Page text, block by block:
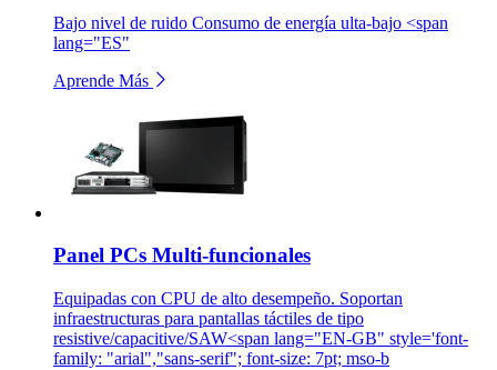
Bajo nivel de ruido Consumo de energía ulta-bajo <span
lang="ES"
Aprende Más
Panel PCs Multi-funcionales
Equipadas con CPU de alto desempeño. Soportan
infraestructuras para pantallas táctiles de tipo
resistive/capacitive/SAW<span lang="EN-GB" style='font-
family: "arial","sans-serif"; font-size: 7pt; mso-b